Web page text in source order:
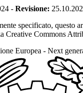
- Revisione:
specificato, questo
Creative Commons